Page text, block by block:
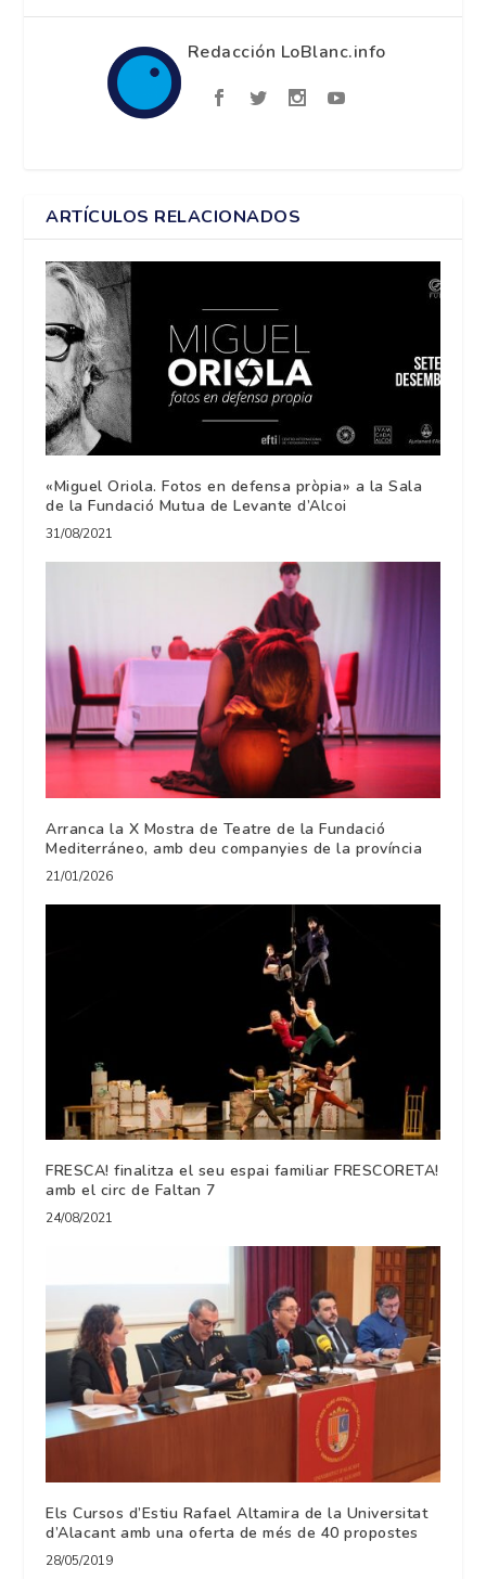
Redacción LoBlanc.info
ARTÍCULOS RELACIONADOS
«Miguel Oriola. Fotos en defensa pròpia» a la Sala
de la Fundació Mutua de Levante d’Alcoi
31/08/2021
Arranca la X Mostra de Teatre de la Fundació
Mediterráneo, amb deu companyies de la província
21/01/2026
FRESCA! finalitza el seu espai familiar FRESCORETA!
amb el circ de Faltan 7
24/08/2021
Els Cursos d’Estiu Rafael Altamira de la Universitat
d’Alacant amb una oferta de més de 40 propostes
28/05/2019